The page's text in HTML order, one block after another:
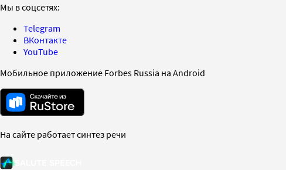
Мы в соцсетях:
Telegram
ВКонтакте
YouTube
Мобильное приложение Forbes Russia на Android
На сайте работает синтез речи